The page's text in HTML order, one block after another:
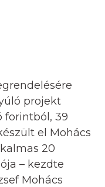
projekt
39
el Mohács
20
– kezdte
Mohács